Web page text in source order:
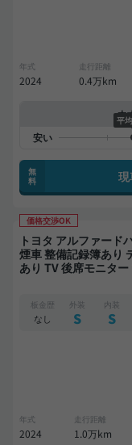
年式
2024
走行距離
0.4万km
中
平
無
料
価格交渉OK
トヨタ アルファードハ
煙車 整備記録簿あり
あり TV 後席モニタ
ETC サンルーフ 電
メラ ドライブレコー
7人乗り
板金歴
なし
外装
S
内装
S
年式
2024
走行距離
1.0万km